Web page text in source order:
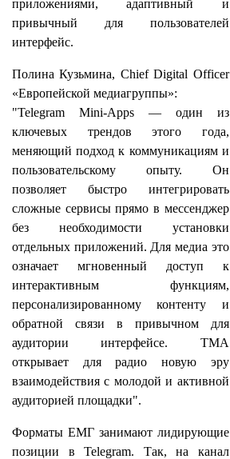
приложениями, адаптивный и
привычный для пользователей
интерфейс.
Полина Кузьмина, Chief Digital Officer
«Европейской медиагруппы»:
"Telegram Mini-Apps — один из
ключевых трендов этого года,
меняющий подход к коммуникациям и
пользовательскому опыту. Он
позволяет быстро интегрировать
сложные сервисы прямо в мессенджер
без необходимости установки
отдельных приложений. Для медиа это
означает мгновенный доступ к
интерактивным функциям,
персонализированному контенту и
обратной связи в привычном для
аудитории интерфейсе. TMA
открывает для радио новую эру
взаимодействия с молодой и активной
аудиторией площадки".
Форматы ЕМГ занимают лидирующие
позиции в Telegram. Так, на канал